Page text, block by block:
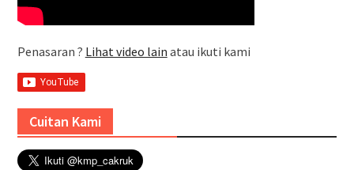
Penasaran ? Lihat video lain atau ikuti kami
Cuitan Kami